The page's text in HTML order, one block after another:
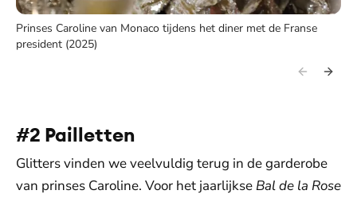
Prinses Caroline van Monaco tijdens het diner met de Franse
president (2025)
#2 Pailletten
Glitters vinden we veelvuldig terug in de garderobe
van prinses Caroline. Voor het jaarlijkse Bal de la Rose